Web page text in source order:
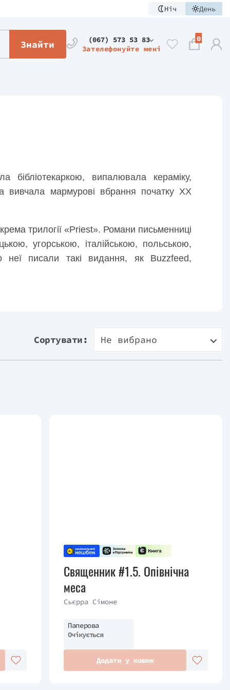
Ніч День
Знайти
(067) 573 53 83
Зателефонуйте мені
0
випалювала кераміку,
вивчала мармурові вбрання початку XX
трилогії «Priest». Романи письменниці
угорською, італійською, польською,
неї писали такі видання, як Buzzfeed,
Сортувати: Не вибрано
Священник #1.5. Опівнічна
меса
Сьєрра Сімоне
Паперова
Очікується
Додати у кошик